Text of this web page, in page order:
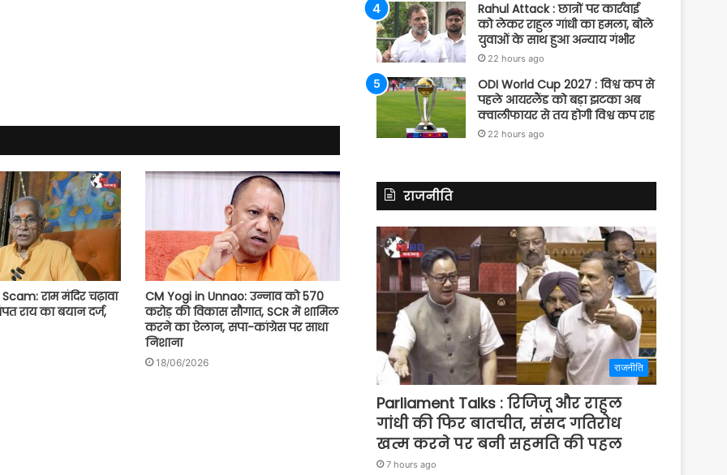
राम मंदिर चढ़ावा
राय का बयान दर्ज,
CM Yogi in Unnao: उन्नाव को 570
करोड़ की विकास सौगात, SCR में शामिल
करने का ऐलान, सपा-कांग्रेस पर साधा
निशाना
18/06/2026
Rahul Attack : छात्रों पर कार्रवाई
को लेकर राहुल गांधी का हमला, बोले
युवाओं के साथ हुआ अन्याय गंभीर
22 hours ago
ODI World Cup 2027 : विश्व कप से
पहले आयरलैंड को बड़ा झटका अब
क्वालीफायर से तय होगी विश्व कप राह
22 hours ago
राजनीति
राजनीति
Parliament Talks : रिजिजू और राहुल
गांधी की फिर बातचीत, संसद गतिरोध
खत्म करने पर बनी सहमति की पहल
7 hours ago